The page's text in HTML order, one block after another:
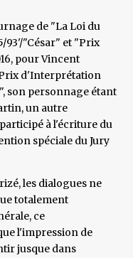
de "La Loi du
93'/"César" et "Prix
pour Vincent
d'Interprétation
son personnage étant
un autre
à l'écriture du
spéciale du Jury
les dialogues ne
totalement
ce
l'impression de
jusque dans